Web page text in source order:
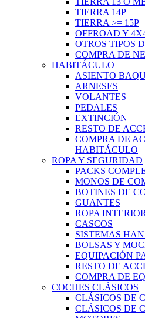
TIERRA 14P
TIERRA >= 15P
OFFROAD Y
OTROS TIPOS
COMPRA DE
HABITÁCULO
ASIENTO
ARNESES
VOLANTES
PEDALES
EXTINCIÓN
RESTO DE
COMPRA DE
HABITÁCULO
ROPA Y SEGURIDAD
PACKS
MONOS DE
BOTINES DE
GUANTES
ROPA INTERIOR
CASCOS
SISTEMAS
BOLSAS Y
EQUIPACIÓN
RESTO DE
COMPRA DE
COCHES CLÁSICOS
CLÁSICOS DE
CLÁSICOS DE